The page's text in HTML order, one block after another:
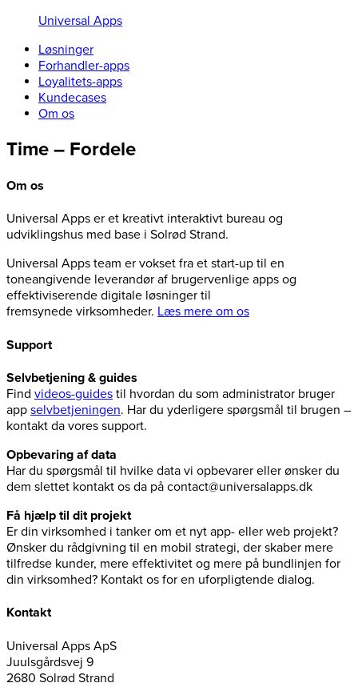
Universal Apps
Løsninger
Forhandler-apps
Loyalitets-apps
Kundecases
Om os
Time – Fordele
Om os
Universal Apps er et kreativt interaktivt bureau og
udviklingshus med base i Solrød Strand.
Universal Apps team er vokset fra et start-up til en
toneangivende leverandør af brugervenlige apps og
effektiviserende digitale løsninger til
fremsynede virksomheder. Læs mere om os
Support
Selvbetjening & guides
Find videos-guides til hvordan du som administrator bruger
app selvbetjeningen. Har du yderligere spørgsmål til brugen –
kontakt da vores support.
Opbevaring af data
Har du spørgsmål til hvilke data vi opbevarer eller ønsker du
dem slettet kontakt os da på contact@universalapps.dk
Få hjælp til dit projekt
Er din virksomhed i tanker om et nyt app- eller web projekt?
Ønsker du rådgivning til en mobil strategi, der skaber mere
tilfredse kunder, mere effektivitet og mere på bundlinjen for
din virksomhed? Kontakt os for en uforpligtende dialog.
Kontakt
Universal Apps ApS
Juulsgårdsvej 9
2680 Solrød Strand